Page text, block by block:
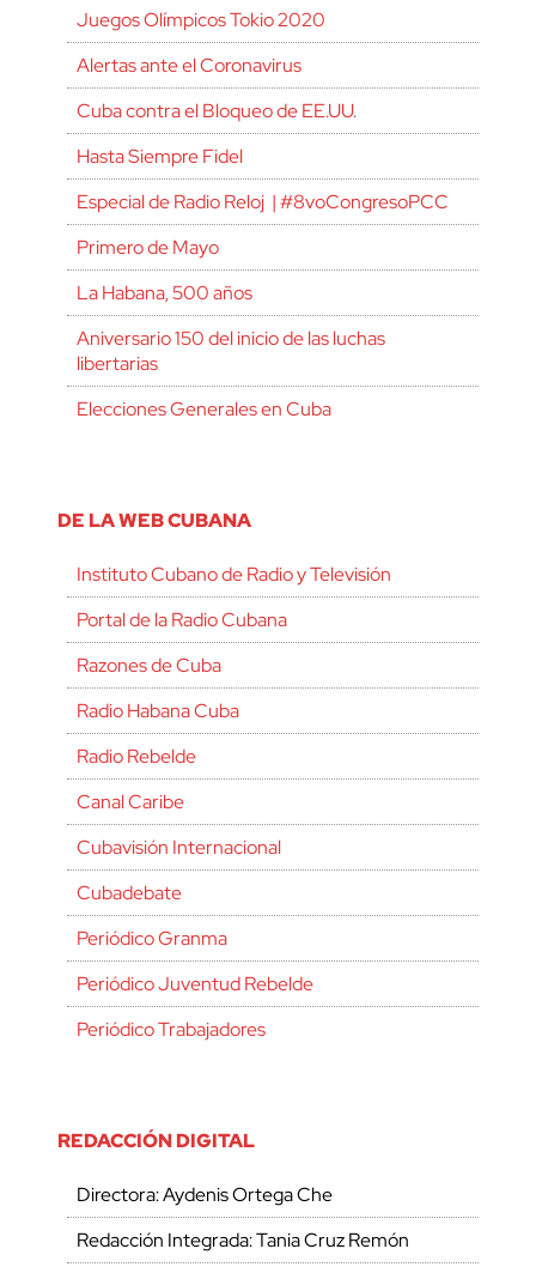
Juegos Olímpicos Tokio 2020
Alertas ante el Coronavirus
Cuba contra el Bloqueo de EE.UU.
Hasta Siempre Fidel
Especial de Radio Reloj | #8voCongresoPCC
Primero de Mayo
La Habana, 500 años
Aniversario 150 del inicio de las luchas
libertarias
Elecciones Generales en Cuba
DE LA WEB CUBANA
Instituto Cubano de Radio y Televisión
Portal de la Radio Cubana
Razones de Cuba
Radio Habana Cuba
Radio Rebelde
Canal Caribe
Cubavisión Internacional
Cubadebate
Periódico Granma
Periódico Juventud Rebelde
Periódico Trabajadores
REDACCIÓN DIGITAL
Directora: Aydenis Ortega Che
Redacción Integrada: Tania Cruz Remón